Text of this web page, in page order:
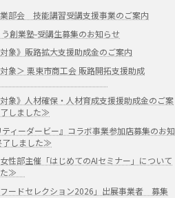
部会 技能講習受講支援事業のご案内
創業塾-受講生募集のお知らせ
象》販路拡大支援助成金のご案内
象＞ 栗東市商工会 販路開拓支援助成
対象》人材確保・人材育成支援援助成金のご案
しました≫
ティーダービー』コラボ事業参加店募集のお知
しました≫
性部主催「はじめてのAIセミナー」について
た≫
ードセレクション2026」出展事業者 募集